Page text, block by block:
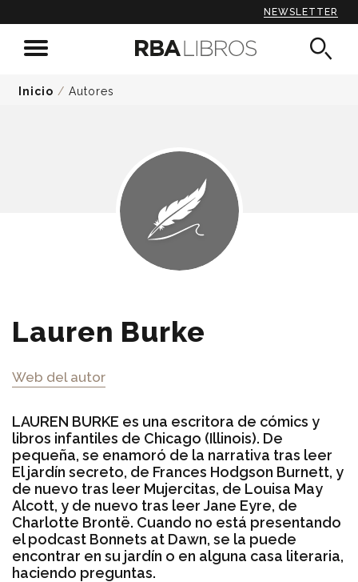
NEWSLETTER
Inicio / Autores
Lauren Burke
Web del autor
LAUREN BURKE es una escritora de cómics y
libros infantiles de Chicago (Illinois). De
pequeña, se enamoró de la narrativa tras leer
El jardín secreto, de Frances Hodgson Burnett, y
de nuevo tras leer Mujercitas, de Louisa May
Alcott, y de nuevo tras leer Jane Eyre, de
Charlotte Brontë. Cuando no está presentando
el podcast Bonnets at Dawn, se la puede
encontrar en su jardín o en alguna casa literaria,
haciendo preguntas.